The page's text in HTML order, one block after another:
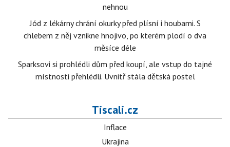
nehnou
Jód z lékárny chrání okurky před plísní i houbami. S
chlebem z něj vznikne hnojivo, po kterém plodí o dva
měsíce déle
Sparksovi si prohlédli dům před koupí, ale vstup do tajné
místnosti přehlédli. Uvnitř stála dětská postel
Tiscali.cz
Inflace
Ukrajina